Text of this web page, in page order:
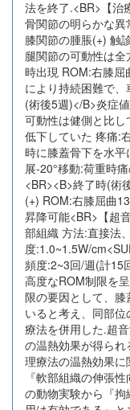
法を終了.<BR>【治
骨関節の明らかな
膝関節の腫脹(+) 触
腿関節の可動性は
時出現 ROM:右膝屈
により持続困難で
(術後5週)</B>炎症
可動性は健側と比
低下していた 疼痛:
時に膝蓋骨下を水
展-20°移動:荷重時
<BR><B>終了時(術
(+) ROM:右膝屈曲
昇降可能<BR>【超
部組織 方法:直接法
度:1.0~1.5W/
頻度:2~3回/週(計15
高度なROM制限を
限の要因として、
いると考え、同部
療法を併用した.超
の温熱効果が得ら
理療法の温熱効果
『軟部組織の伸張
の動物実験から『